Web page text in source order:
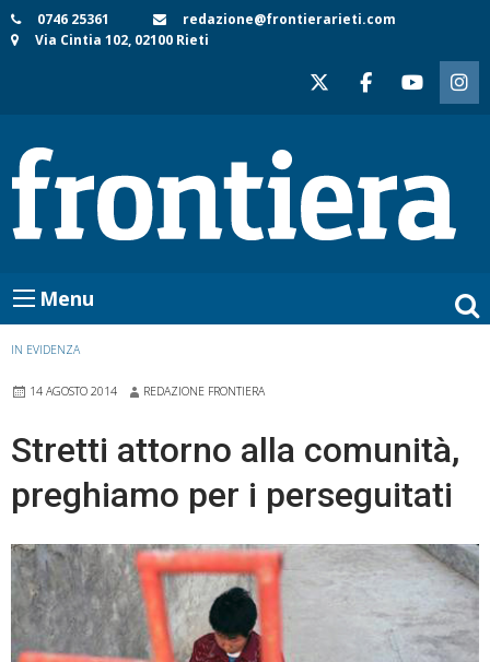
Skip
to
0746 25361
redazione@frontierarieti.com
Via Cintia 102, 02100 Rieti
Menu
IN EVIDENZA
14 AGOSTO 2014 REDAZIONE FRONTIERA
Stretti attorno alla comunità,
preghiamo per i perseguitati